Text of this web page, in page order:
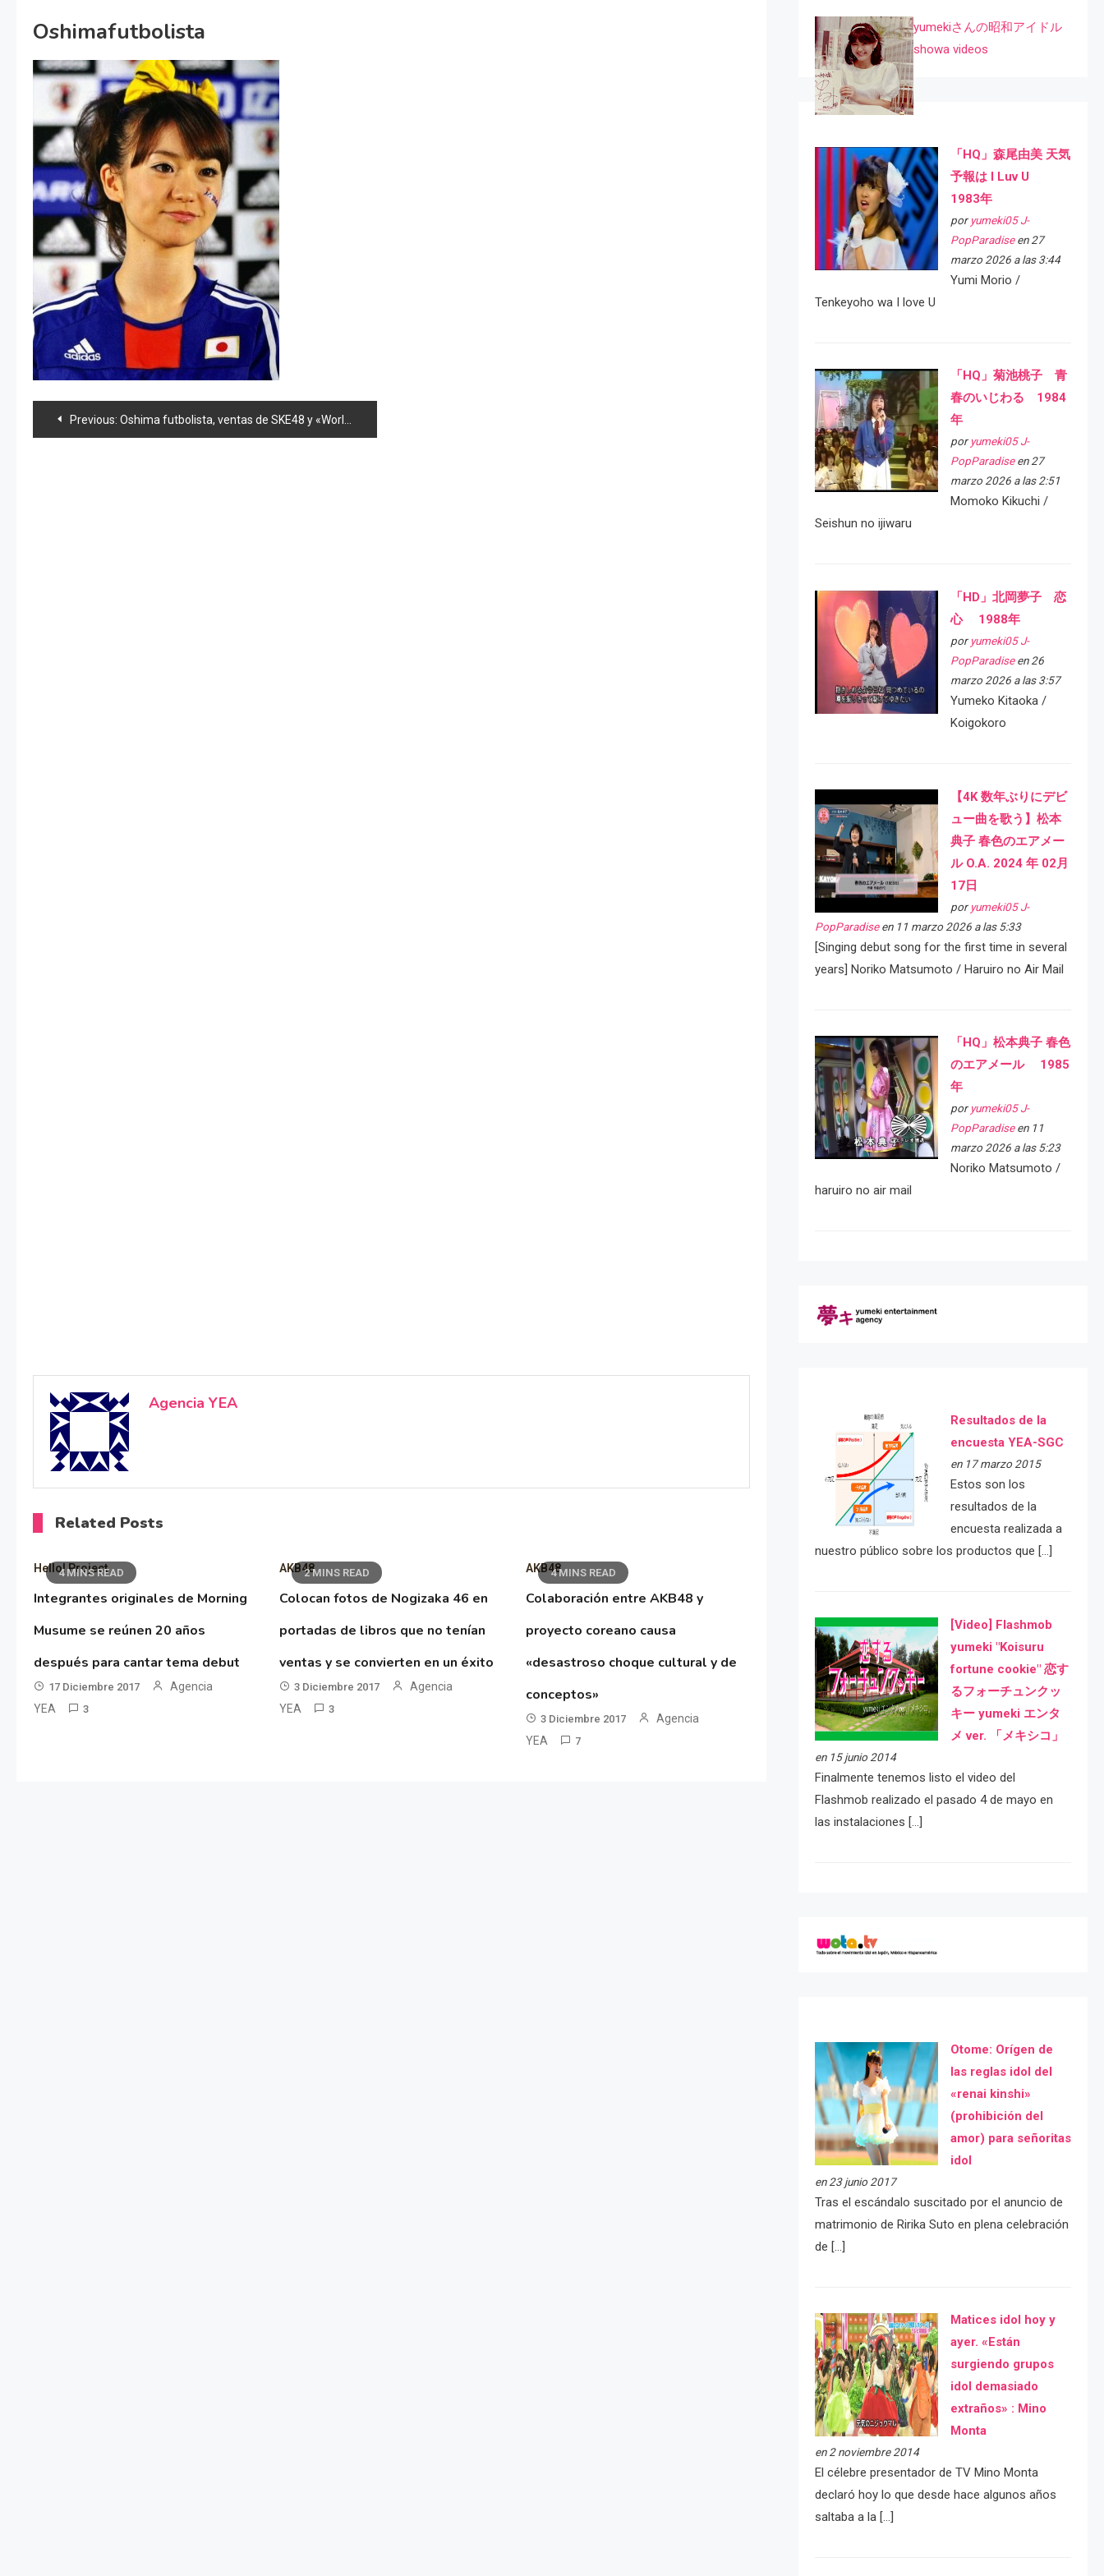
Oshimafutbolista
Navegación
Previous: Oshima futbolista, ventas de SKE48 y «World Order» en Akihabara
Agencia YEA
Related Posts
4 MINS READ
Hello! Project
Integrantes originales de Morning
Musume se reúnen 20 años
después para cantar tema debut
17 Diciembre 2017
Agencia
YEA
3
2 MINS READ
AKB48
Colocan fotos de Nogizaka 46 en
portadas de libros que no tenían
ventas y se convierten en un éxito
3 Diciembre 2017
Agencia
YEA
3
4 MINS READ
AKB48
Colaboración entre AKB48 y
proyecto coreano causa
«desastroso choque cultural y de
conceptos»
3 Diciembre 2017
Agencia
YEA
7
yumekiさんの昭和アイドル
showa videos
「HQ」森尾由美 天気
予報は I Luv U
1983年
por yumeki05 J-
PopParadiseen 27
marzo 2026 a las 3:44
Yumi Morio /
Tenkeyoho wa I love U
「HQ」菊池桃子 青
春のいじわる 1984
年
por yumeki05 J-
PopParadiseen 27
marzo 2026 a las 2:51
Momoko Kikuchi /
Seishun no ijiwaru
「HD」北岡夢子 恋
心 1988年
por yumeki05 J-
PopParadiseen 26
marzo 2026 a las 3:57
Yumeko Kitaoka /
Koigokoro
【4K 数年ぶりにデビ
ュー曲を歌う】松本
典子 春色のエアメー
ル O.A. 2024 年 02月
17日
por yumeki05 J-
PopParadiseen 11 marzo 2026 a las 5:33
[Singing debut song for the first time in several
years] Noriko Matsumoto / Haruiro no Air Mail
「HQ」松本典子 春色
のエアメール 1985
年
por yumeki05 J-
PopParadiseen 11
marzo 2026 a las 5:23
Noriko Matsumoto /
haruiro no air mail
Resultados de la
encuesta YEA-SGC
en 17 marzo 2015
Estos son los
resultados de la
encuesta realizada a
nuestro público sobre los productos que […]
[Video] Flashmob
yumeki "Koisuru
fortune cookie" 恋す
るフォーチュンクッ
キー yumeki エンタ
メ ver. 「メキシコ」
en 15 junio 2014
Finalmente tenemos listo el video del
Flashmob realizado el pasado 4 de mayo en
las instalaciones […]
Otome: Orígen de
las reglas idol del
«renai kinshi»
(prohibición del
amor) para señoritas
idol
en 23 junio 2017
Tras el escándalo suscitado por el anuncio de
matrimonio de Ririka Suto en plena celebración
de […]
Matices idol hoy y
ayer. «Están
surgiendo grupos
idol demasiado
extraños» : Mino
Monta
en 2 noviembre 2014
El célebre presentador de TV Mino Monta
declaró hoy lo que desde hace algunos años
saltaba a la […]